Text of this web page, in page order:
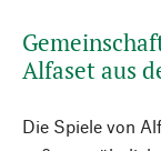
Alfaset aus
Die Spiele von